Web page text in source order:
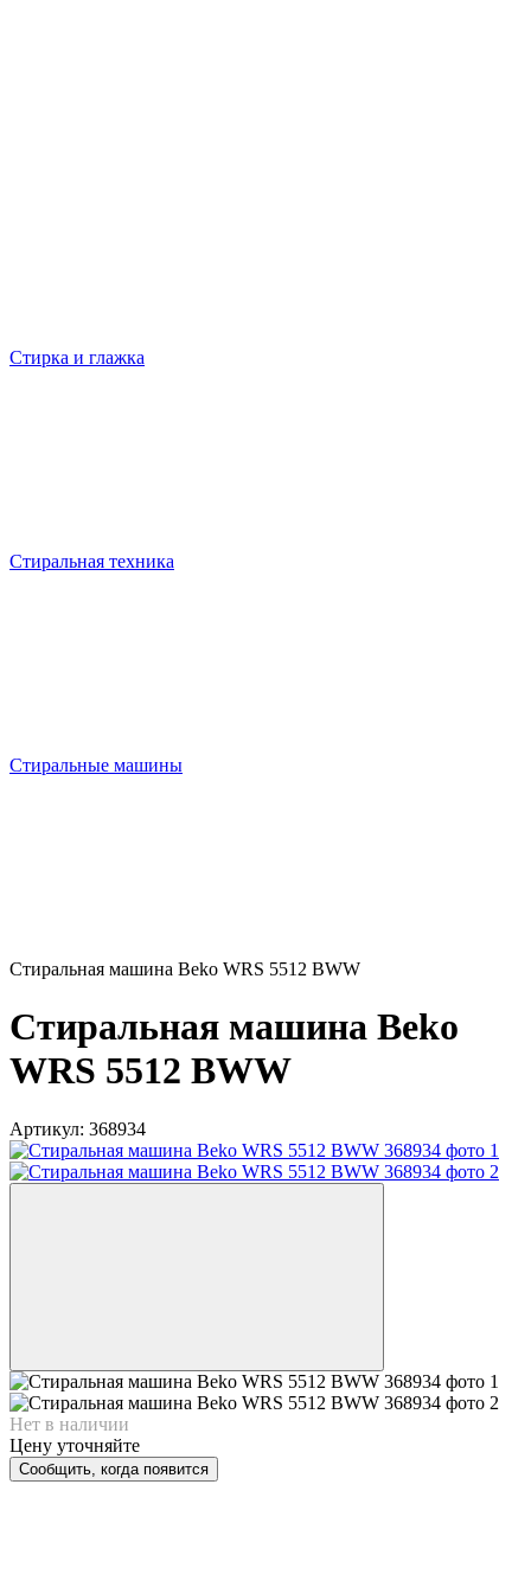
Стирка и глажка
Стиральная техника
Стиральные машины
Стиральная машина Beko WRS 5512 BWW
Стиральная машина Beko
WRS 5512 BWW
Артикул: 368934
Нет в наличии
Цену уточняйте
Сообщить, когда появится